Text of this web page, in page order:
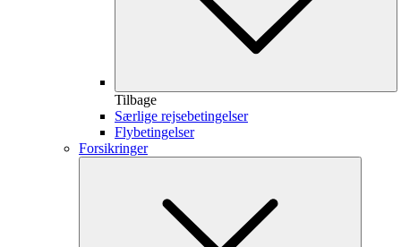
Tilbage
Særlige rejsebetingelser
Flybetingelser
Forsikringer